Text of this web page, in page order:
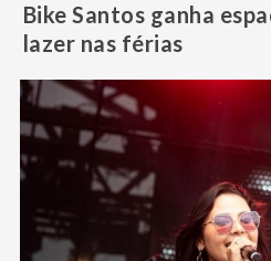
Bike Santos ganha
lazer nas férias